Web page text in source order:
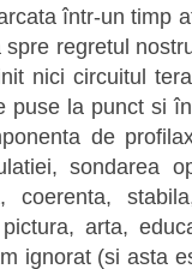
într-un timp
regretul
nici circuitul
puse la punct si
de
sondarea
coerenta,
arta,
ignorat (si asta